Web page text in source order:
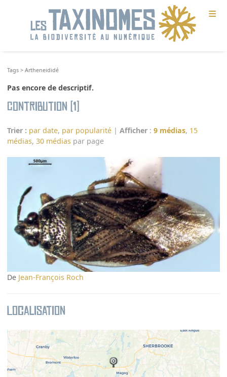
≡
Tags >Artheneididé
Pas encore de descriptif.
Contribution (1)
Trier : par date, par popularité |Afficher :9 médias, 15
médias,30 médias par page
De Jean-François Roch
Localisation